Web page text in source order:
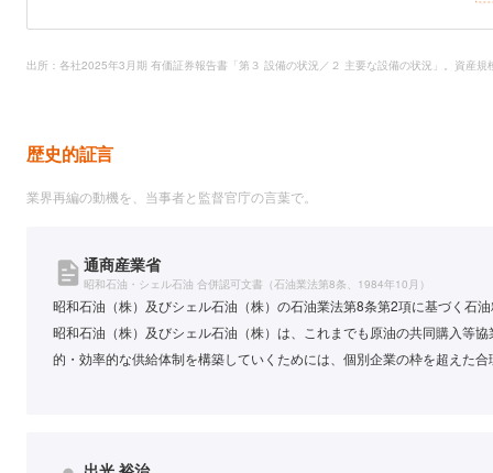
出所：各社2025年3月期 有価証券報告書「第３ 設備の状況／２ 主要な設備の状況」。資産
歴史的証言
業界再編の動機を、当事者と監督官庁の言葉で。
通商産業省
昭和石油・シェル石油 合併認可文書（石油業法第8条、1984年10月）
昭和石油（株）及びシェル石油（株）の石油業法第8条第2項に基づく石
昭和石油（株）及びシェル石油（株）は、これまでも原油の共同購入等
的・効率的な供給体制を構築していくためには、個別企業の枠を超えた